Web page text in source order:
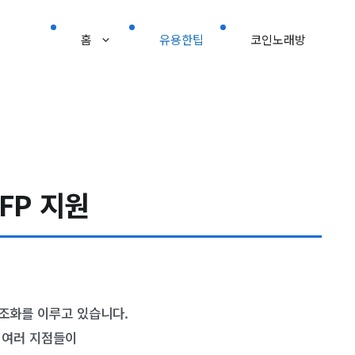
홈 유용한팁 코인노래방
지원
화를 이루고 있습니다.
러 지점들이